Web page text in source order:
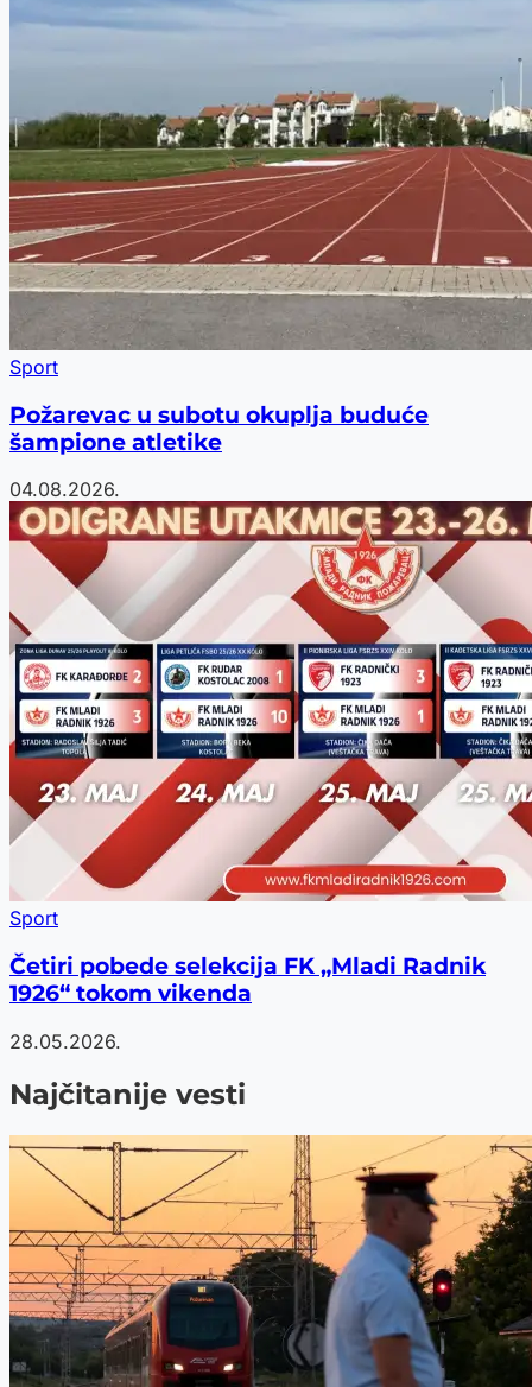
Sport
Požarevac u subotu okuplja buduće
šampione atletike
04.08.2026.
Sport
Četiri pobede selekcija FK „Mladi Radnik
1926“ tokom vikenda
28.05.2026.
Najčitanije vesti